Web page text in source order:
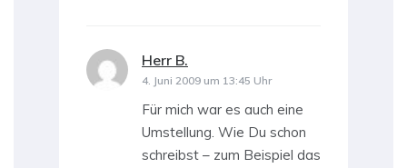
Herr B.
4. Juni 2009 um 13:45 Uhr
Für mich war es auch eine
Umstellung. Wie Du schon
schreibst – zum Beispiel das